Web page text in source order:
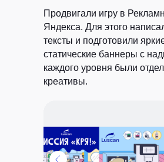
Продвигали игру в
Яндекса. Для этого
тексты и подготовили
статические баннеры с
каждого уровня были
креативы.